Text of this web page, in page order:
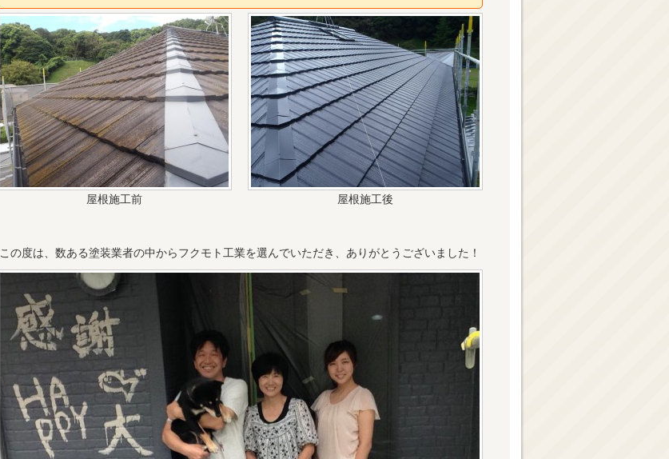
屋根施工前 屋根施工後
この度は、数ある塗装業者の中からフクモト工業を選んでいただき、ありがとうございました！